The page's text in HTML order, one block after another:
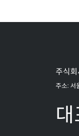
주식
주소: 서